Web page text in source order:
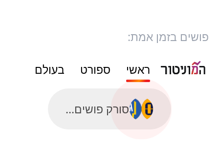
פושים בזמן אמת:
ראשי ספורט בעולם
סורק פושים...